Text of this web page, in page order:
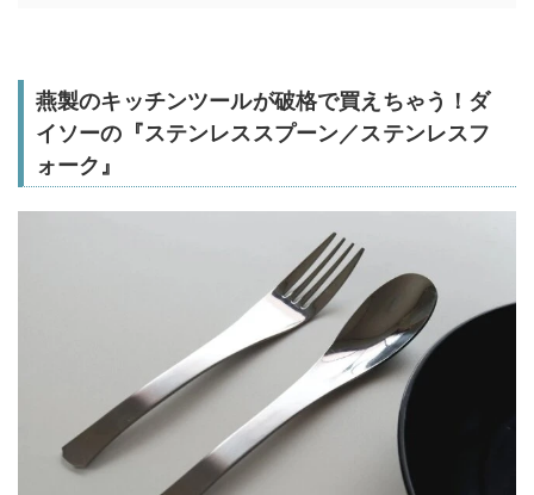
燕製のキッチンツールが破格で買えちゃう！ダ
イソーの『ステンレススプーン／ステンレスフ
ォーク』